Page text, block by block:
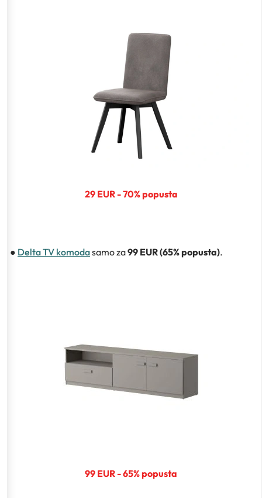
29 EUR - 70% popusta
● Delta TV komodasamo za99 EUR (65% popusta).
99 EUR - 65% popusta